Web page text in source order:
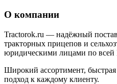
О компании
Tractorok.ru — надёжный
тракторных прицепов и
юридическими лицами по всей
Широкий ассортимент,
подход к каждому клиенту.